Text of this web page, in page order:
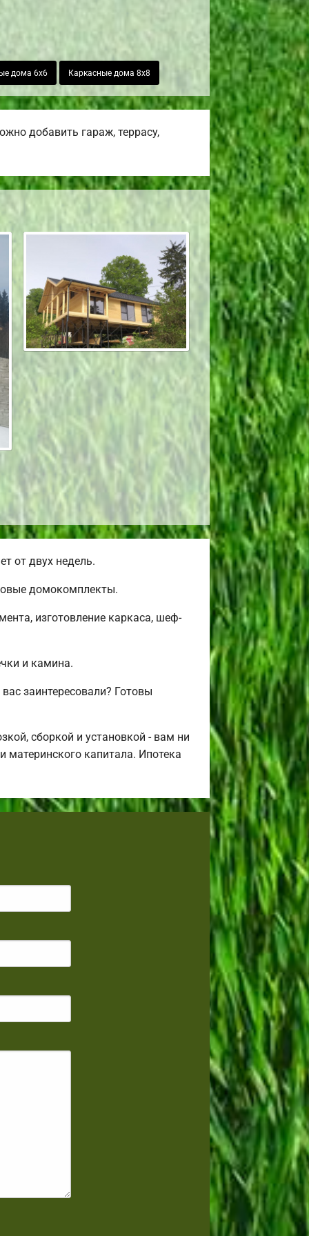
дома 6х6 Каркасные дома 8х8
добавить гараж, террасу,
от двух недель.
домокомплекты.
изготовление каркаса, шеф-
и камина.
заинтересовали? Готовы
сборкой и установкой - вам ни
капитала. Ипотека